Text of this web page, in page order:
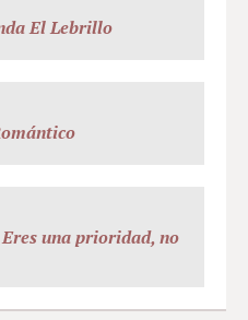
El Lebrillo
una prioridad, no